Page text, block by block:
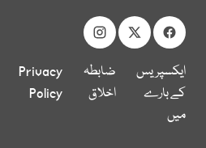
ایکسپریس
کے بارے
میں
ضابطہ
اخلاق
Privacy
Policy